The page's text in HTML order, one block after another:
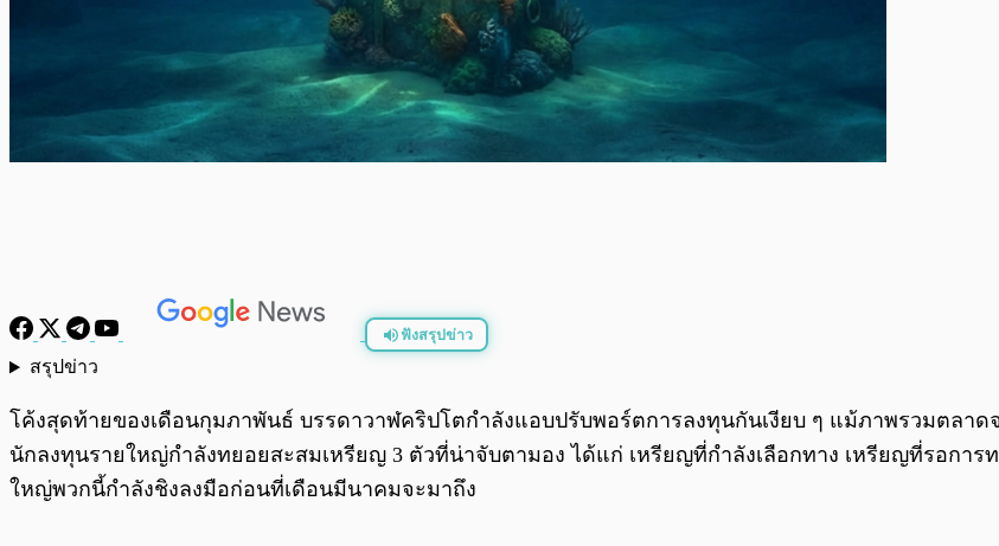
ฟังสรุปข่าว
สรุปข่าว
โค้งสุดท้ายของเดือนกุมภาพันธ์ บรรดาวาฬคริปโตกำลังแอบปรับพอร์ตการลงทุนกันเงียบ ๆ แม้ภาพรวมตลาด
นักลงทุนรายใหญ่กำลังทยอยสะสมเหรียญ 3 ตัวที่น่าจับตามอง ได้แก่ เหรียญที่กำลังเลือกทาง เหรียญที่รอการ
ใหญ่พวกนี้กำลังชิงลงมือก่อนที่เดือนมีนาคมจะมาถึง